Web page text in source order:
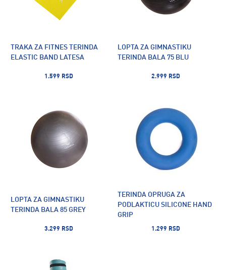
TRAKA ZA FITNES TERINDA
ELASTIC BAND LATESA
1.599 RSD
LOPTA ZA GIMNASTIKU
TERINDA BALA 75 BLU
2.999 RSD
LOPTA ZA GIMNASTIKU
TERINDA BALA 85 GREY
3.299 RSD
TERINDA OPRUGA ZA
PODLAKTICU SILICONE HAND
GRIP
1.299 RSD